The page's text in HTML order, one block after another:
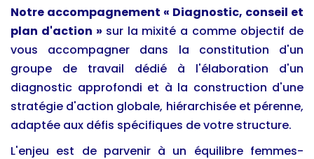
Notre accompagnement « Diagnostic, conseil et
plan d'action » sur la mixité a comme objectif de
vous accompagner dans la constitution d'un
groupe de travail dédié à l'élaboration d'un
diagnostic approfondi et à la construction d'une
stratégie d'action globale, hiérarchisée et pérenne,
adaptée aux défis spécifiques de votre structure.
L'enjeu est de parvenir à un équilibre femmes-